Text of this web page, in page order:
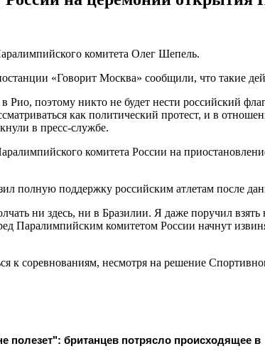
комитета Олег Шепель.
«Говорит Москва» сообщили, что такие
Рио, поэтому никто не будет нести российский
как политический протест, и в
в пресс-службе.
комитета России на
полную поддержку российским атлетам после
ни здесь, ни в Бразилии. Я даже поручил
Паралимпийским комитетом России начнут
к соревнованиям, несмотря на решение
полезет": британцев потрясло происходящее в